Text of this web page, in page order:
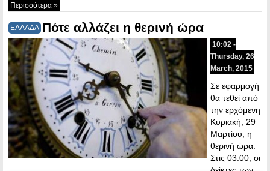
Περισσότερα »
ΕΛΛΑΔΑ Πότε αλλάζει η θερινή ώρα
10:02 -
Thursday, 26
March, 2015
Σε εφαρμογή
θα τεθεί από
την ερχόμενη
Κυριακή, 29
Μαρτίου, η
θερινή ώρα.
Στις 03:00, οι